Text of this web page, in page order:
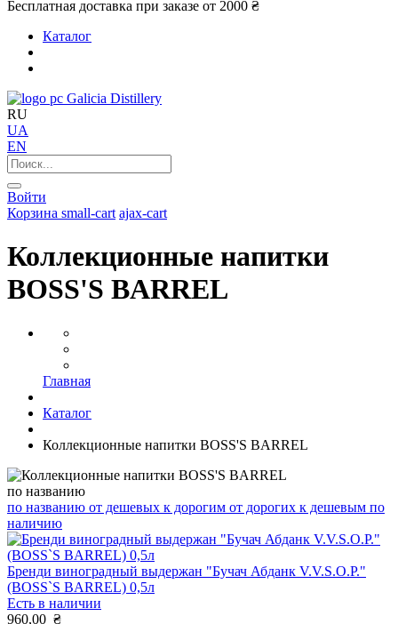
Бесплатная доставка при заказе от 2000 ₴
Каталог
Galicia Distillery
RU
UA
EN
Войти
Корзина small-cart ajax-cart
Коллекционные напитки
BOSS'S BARREL
Главная
Каталог
Коллекционные напитки BOSS'S BARREL
по названию
по названию от дешевых к дорогим от дорогих к дешевым по
наличию
Бренди виноградный выдержан "Бучач Абданк V.V.S.O.P."
(BOSS`S BARREL) 0,5л
Есть в наличии
960,00 ₴